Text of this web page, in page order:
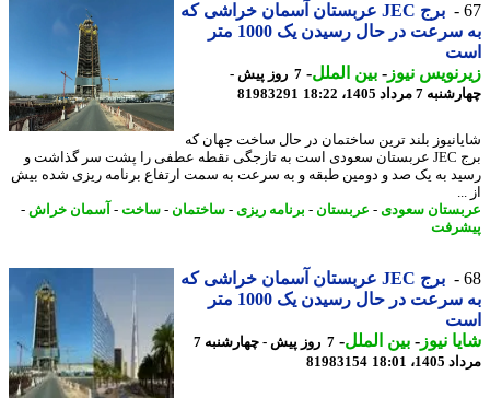
برج JEC عربستان آسمان خراشی که
به سرعت در حال رسیدن یک 1000 متر
نیوز-بین الملل- 7 روز پیش -
مرداد 1405، 18:22
81983291
بلند ترین ساختمان در حال ساخت جهان که
برج JEC عربستان سعودی است به تازجگی نقطه عطفی را پشت سر گذاشت و
به یک صد و دومین طبقه و به سرعت به سمت ارتفاع برنامه ریزی شده بیش
سعودی-عربستان-برنامه ریزی - ساختمان-ساخت-آسمان خراش
برج JEC عربستان آسمان خراشی که
به سرعت در حال رسیدن یک 1000 متر
نیوز-بین الملل-
7 روز پیش - چهارشنبه 7
18:01
81983154